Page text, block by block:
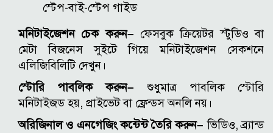
স্টেপ-বাই-স্টেপ গাইড
মনিটাইজেশন চেক করুন– ফেসবুক ক্রিয়েটর স্টুডিও বা
মেটা বিজনেস সুইটে গিয়ে মনিটাইজেশন সেকশনে
এলিজিবিলিটি দেখুন।
স্টোরি পাবলিক করুন– শুধুমাত্র পাবলিক স্টোরি
মনিটাইজড হয়, প্রাইভেট বা ফ্রেন্ডস অনলি নয়।
অরিজিনাল ও এনগেজিং কন্টেন্ট তৈরি করুন– ভিডিও, ব্র্যান্ড